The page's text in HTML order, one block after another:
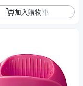
加入購物車